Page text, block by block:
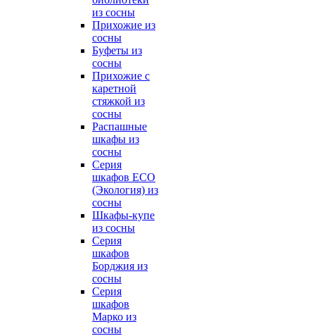
из сосны
Прихожие из
сосны
Буфеты из
сосны
Прихожие с
каретной
стяжкой из
сосны
Распашные
шкафы из
сосны
Серия
шкафов ECO
(Экология) из
сосны
Шкафы-купе
из сосны
Серия
шкафов
Борджия из
сосны
Серия
шкафов
Марко из
сосны